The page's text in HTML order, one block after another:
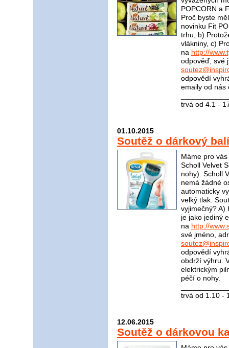
POPCORN a
Proč byste
novinku Fit
trhu, b)
vlákniny, c)
na http://
odpověď, své
odpovědí
emaily od nás
trvá od 4.1 -
01.10.2015
Soutěž o dárkový
Máme pro
Scholl Velvet
nohy). Scholl
nemá žádné
automaticky
velký tlak.
vyjimečný? A)
je jako jediný
na http://
své jméno,
odpovědí
obdrží výhru.
elektrickým
péčí o nohy.
trvá od 1.10 -
12.06.2015
Soutěž o dárkovou